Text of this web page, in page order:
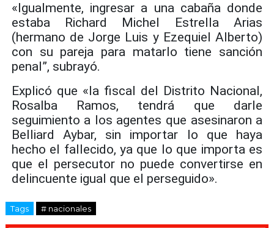
«Igualmente, ingresar a una cabaña donde
estaba Richard Michel Estrella Arias
(hermano de Jorge Luis y Ezequiel Alberto)
con su pareja para matarlo tiene sanción
penal”, subrayó.
Explicó que «la fiscal del Distrito Nacional,
Rosalba Ramos, tendrá que darle
seguimiento a los agentes que asesinaron a
Belliard Aybar, sin importar lo que haya
hecho el fallecido, ya que lo que importa es
que el persecutor no puede convertirse en
delincuente igual que el perseguido».
Tags # nacionales